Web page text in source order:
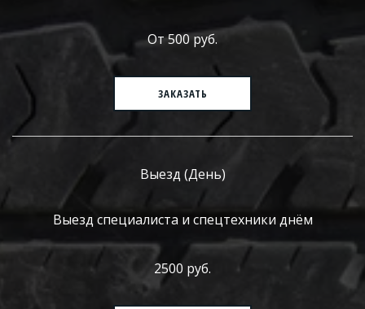
От 500 руб.
ЗАКАЗАТЬ
Выезд (День)
Выезд специалиста и спецтехники днём
2500 руб.